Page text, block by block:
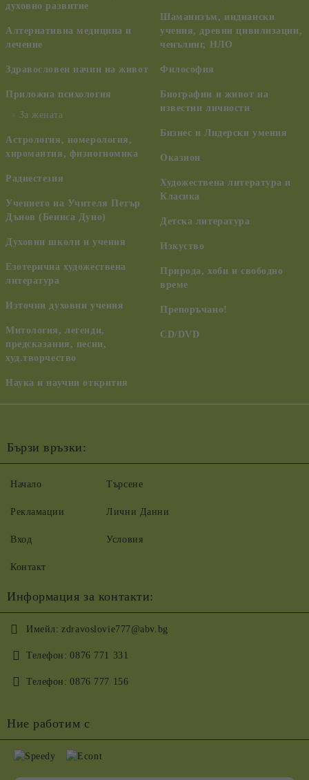
духовно развитие
Алтернативна медицина и
лечение
Здравословен начин на живот
Приложна психология
За жената
Астрология, номерология,
хиромантия, физиогномика
Радиестезия
Учението на Учителя Петър
Дънов (Беинса Дуно)
Духовни школи и учения
Езотерична художествена
литература
Източни духовни учения
Митология, легенди,
предсказания, песни,
худ.творчество
Наука и научни открития
Шаманизъм, индиански
учения, древни цивилизации,
ченълинг, НЛО
Философия
Биографии и живот на
известни личности
Бизнес и Лидерски умения
Оказион
Художествена литература и
Класика
Детска литература
Изкуство
Природа, хоби и свободно
време
Препоръчано!
CD/DVD
Бързи връзки:
Начало
Рекламации
Вход
Контакт
Търсене
Лични Данни
Условия
Информация за контакти:
Имейл: zdravoslovie777@abv.bg
Телефон: 0876 771 331
Телефон: 0876 777 156
Ние работим с